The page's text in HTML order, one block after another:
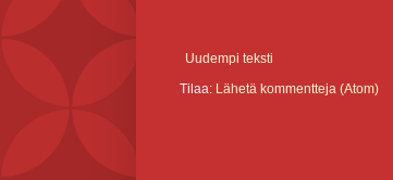
Uudempi teksti
Tilaa: Lähetä kommentteja (Atom)